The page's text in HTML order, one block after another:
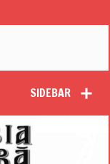
SIDEBAR